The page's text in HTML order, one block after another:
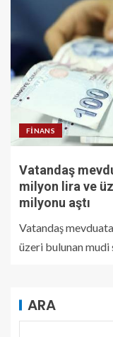
FINANS
Vatandaş
milyon lira ve
milyonu aştı
Vatandaş
üzeri bulunan mudi
ARA